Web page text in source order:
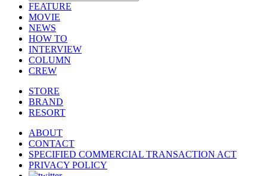
FEATURE
MOVIE
NEWS
HOW TO
INTERVIEW
COLUMN
CREW
STORE
BRAND
RESORT
ABOUT
CONTACT
SPECIFIED COMMERCIAL TRANSACTION ACT
PRIVACY POLICY